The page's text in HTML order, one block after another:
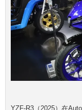
YZF-R3（2025）在